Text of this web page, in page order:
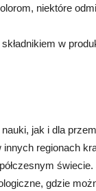
niektóre
w
jak i dla
regionach
gdzie